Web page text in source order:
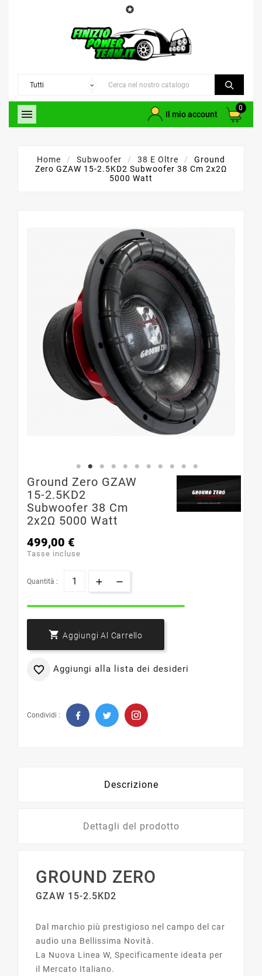

 Il mio account
0
Home Subwoofer 38 E Oltre
Ground
Zero GZAW 15-2.5KD2 Subwoofer 38 Cm 2x2Ω
5000 Watt
Ground Zero GZAW
15-2.5KD2
Subwoofer 38 Cm
2x2Ω 5000 Watt
499,00 €
Tasse incluse
Quantità :
 Aggiungi Al Carrello
 Aggiungi alla lista dei desideri
Condividi :
Descrizione
Dettagli del prodotto
GROUND ZERO
GZAW 15-2.5KD2
Dal marchio più prestigioso nel campo del car
audio una Bellissima Novità.
La Nuova Linea W, Specificamente ideata per
il Mercato Italiano.